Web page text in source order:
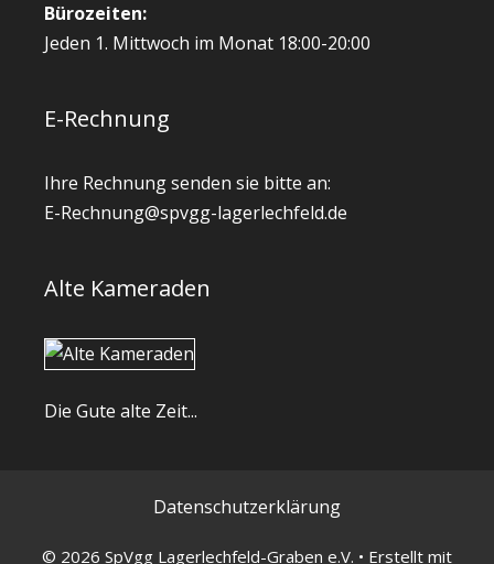
Bürozeiten:
Jeden 1. Mittwoch im Monat 18:00-20:00
E-Rechnung
Ihre Rechnung senden sie bitte an:
E-Rechnung@spvgg-lagerlechfeld.de
Alte Kameraden
Die Gute alte Zeit...
Datenschutzerklärung
© 2026 SpVgg Lagerlechfeld-Graben e.V. • Erstellt mit